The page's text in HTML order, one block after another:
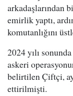
arkadaşlarından
emirlik yaptı,
komutanlığını
2024 yılı
askeri
belirtilen Çiftçi,
ettirilmişti.